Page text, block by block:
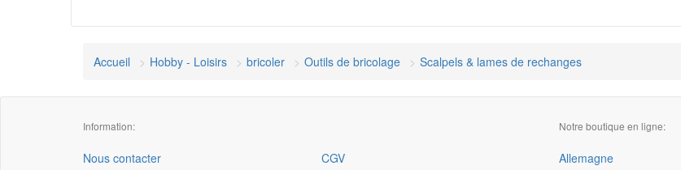
Accueil Hobby - Loisirs bricoler Outils de bricolage Scalpels & lames de rechanges
Information:
Nous contacter CGV
Notre boutique en ligne:
Allemagne